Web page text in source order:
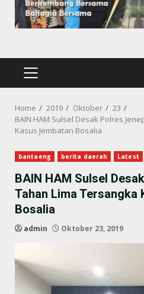
PRIMARY
Home 2019 Oktober
23
BAIN HAM Sulsel Desak Polres
Kasus Jembatan Bosalia
bantaeng berita daerah Latest
BAIN HAM Sulsel
Tahan Lima Tersangka
Bosalia
admin Oktober 23, 2019